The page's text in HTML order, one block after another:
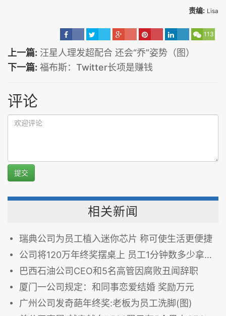
责编: Lisa
113
上一篇: 汪星人理发超配合 还会“乔”姿势（图）
下一篇: 福布斯：Twitter长项是赚钱
评论
提交
相关新闻
瑞典公司为员工植入迷你芯片 称可使生活更便捷
公司将120万年终奖摆桌上 员工1分钟数多少拿多少
巴西石油公司CEO和5名高管因腐败丑闻辞职
厦门一公司规定：和同事恋爱结婚 奖励万元
广州公司发奇葩年终奖:老板为员工洗脚(图)